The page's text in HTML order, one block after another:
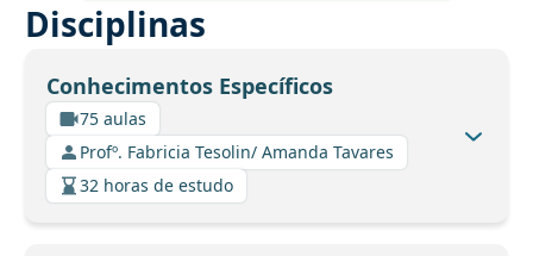
Disciplinas
Conhecimentos Específicos
75 aulas
Profº. Fabricia Tesolin/ Amanda Tavares
32 horas de estudo